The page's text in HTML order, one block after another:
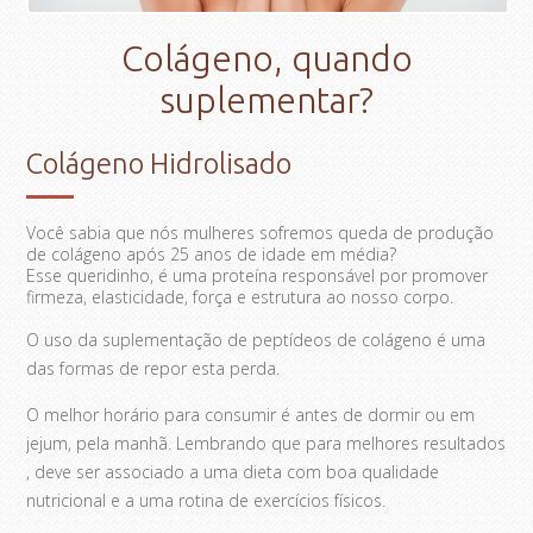
Colágeno, quando
suplementar?
Colágeno Hidrolisado
Você sabia que nós mulheres sofremos queda de produção
de colágeno após 25 anos de idade em média?
Esse queridinho, é uma proteína responsável por promover
firmeza, elasticidade, força e estrutura ao nosso corpo.
O uso da suplementação de peptídeos de colágeno é uma
das formas de repor esta perda.
O melhor horário para consumir é antes de dormir ou em
jejum, pela manhã. Lembrando que para melhores resultados
, deve ser associado a uma dieta com boa qualidade
nutricional e a uma rotina de exercícios físicos.